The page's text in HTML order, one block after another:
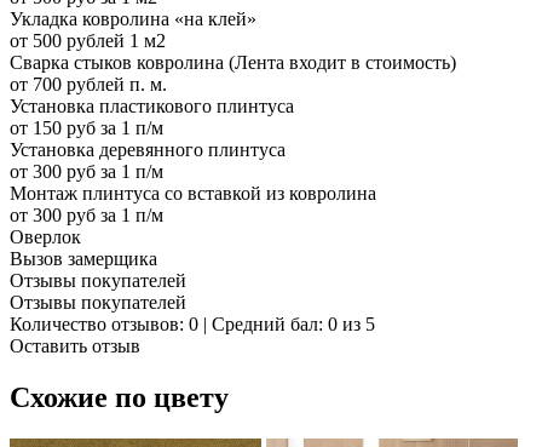
Укладка ковролина «на клей»
от 500 рублей 1 м2
Сварка стыков ковролина (Лента входит в стоимость)
от 700 рублей п. м.
Установка пластикового плинтуса
от 150 руб за 1 п/м
Установка деревянного плинтуса
от 300 руб за 1 п/м
Монтаж плинтуса со вставкой из ковролина
от 300 руб за 1 п/м
Оверлок
Вызов замерщика
Отзывы покупателей
Отзывы покупателей
Количество отзывов: 0 | Средний бал: 0 из 5
Оставить отзыв
Схожие по цвету